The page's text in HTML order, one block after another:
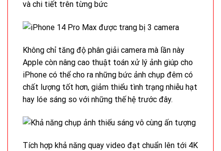
và chi tiết trên từng bức
Không chỉ tăng độ phân giải camera mà lần này
Apple còn nâng cao thuật toán xử lý ảnh giúp cho
iPhone có thể cho ra những bức ảnh chụp đêm có
chất lượng tốt hơn, giảm thiểu tình trạng nhiễu hạt
hay lóe sáng so với những thế hệ trước đây.
Tích hợp khả năng quay video đạt chuẩn lên tới 4K